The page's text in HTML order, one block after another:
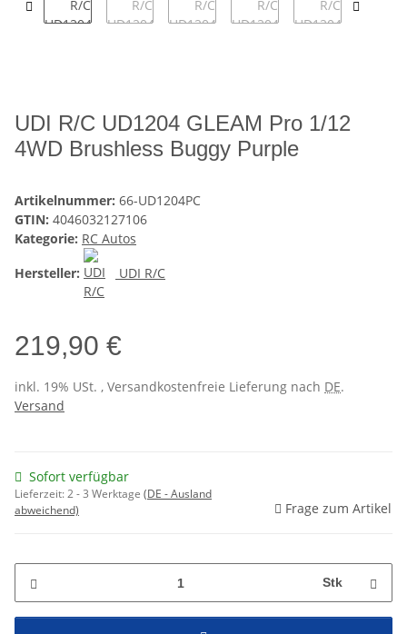
UDI R/C UD1204 GLEAM Pro 1/12
4WD Brushless Buggy Purple
Artikelnummer: 66-UD1204PC
GTIN: 4046032127106
Kategorie: RC Autos
Hersteller:
UDI R/C
219,90 €
inkl. 19% USt. , Versandkostenfreie Lieferung nach DE.
Versand
Sofort verfügbar
Lieferzeit:2 - 3 Werktage (DE - Ausland
abweichend)
Frage zum Artikel
Stk